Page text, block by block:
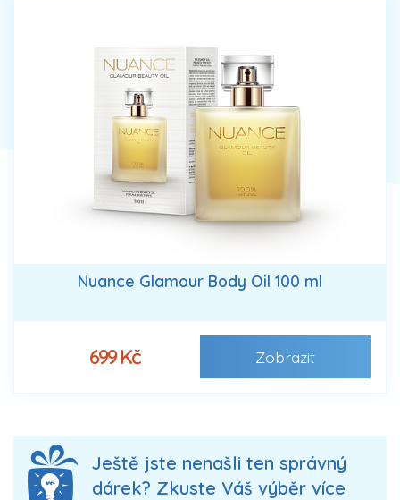
Nuance Glamour Body Oil 100 ml
699 Kč Zobrazit
Ještě jste nenašli ten správný
dárek? Zkuste Váš výběr více